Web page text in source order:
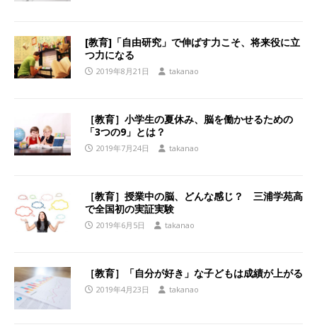
[教育]「自由研究」で伸ばす力こそ、将来役に立
つ力になる
2019年8月21日 takanao
［教育］小学生の夏休み、脳を働かせるための
「3つの9」とは？
2019年7月24日 takanao
［教育］授業中の脳、どんな感じ？ 三浦学苑高
で全国初の実証実験
2019年6月5日 takanao
［教育］「自分が好き」な子どもは成績が上がる
2019年4月23日 takanao